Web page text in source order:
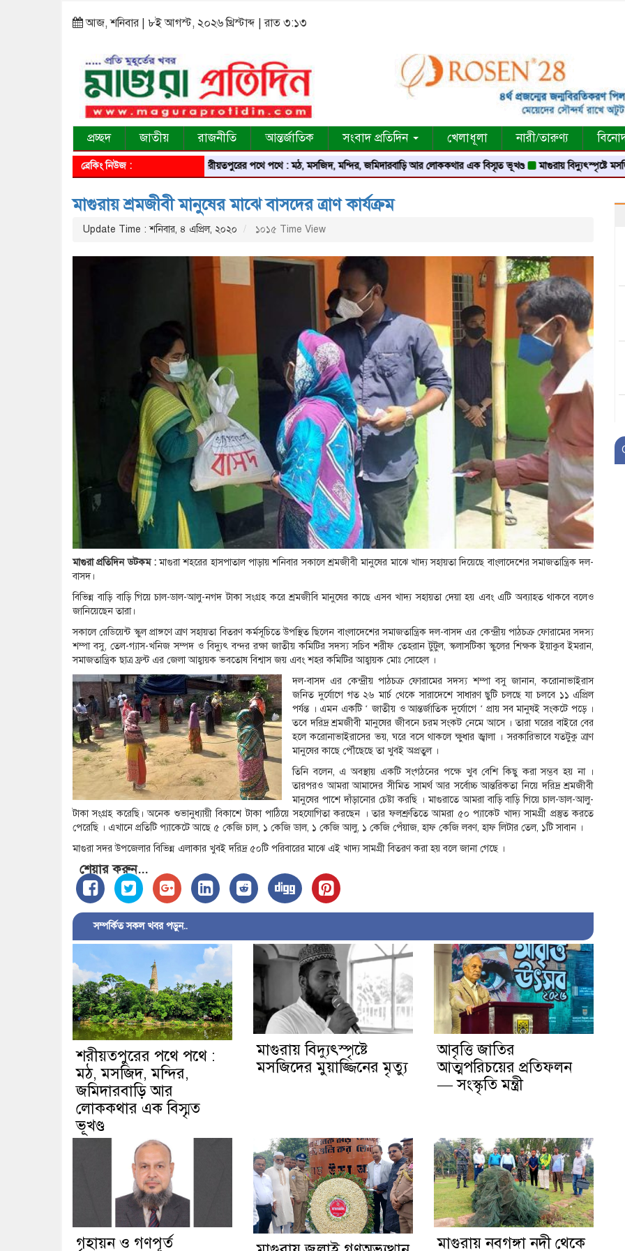
আজ, শনিবার | ৮ই আগস্ট, ২০২৬ খ্রিস্টাব্দ | রাত ৩:১৩
প্রচ্ছদ জাতীয় রাজনীতি আন্তর্জাতিক সংবাদ প্রতিদিন খেলাধূলা নারী/তারুণ্য
ব্রেকিং নিউজ : শরীয়তপুরের পথে পথে : মঠ, মসজিদ, মন্দির, জমিদারবাড়ি আর লোককথার এক বিস্মৃত ভূখণ্ড মাগুরায় বিদ্যুৎস্পৃষ্টে মসজিদের
মাগুরায় শ্রমজীবী মানুষের মাঝে বাসদের ত্রাণ কার্যক্রম
Update Time : শনিবার, ৪ এপ্রিল, ২০২০ ১০১৫ Time View
মাগুরা প্রতিদিন ডটকম :মাগুরা শহরের হাসপাতাল পাড়ায় শনিবার সকালে শ্রমজীবী মানুষের মাঝে খাদ্য সহায়তা দিয়েছে বাংলাদেশের সমাজতান্ত্রিক দল-
বাসদ।
বিভিন্ন বাড়ি বাড়ি গিয়ে চাল-ডাল-আলু-নগদ টাকা সংগ্রহ করে শ্রমজীবি মানুষের কাছে এসব খাদ্য সহায়তা দেয়া হয় এবং এটি অব্যাহত থাকবে বলেও
জানিয়েছেন তারা।
সকালে রেডিয়েন্ট স্কুল প্রাঙ্গণে ত্রাণ সহায়তা বিতরণ কর্মসূচিতে উপস্থিত ছিলেন বাংলাদেশের সমাজতান্ত্রিক দল-বাসদ এর কেন্দ্রীয় পাঠচক্র ফোরামের সদস্য
শম্পা বসু, তেল-গ্যাস-খনিজ সম্পদ ও বিদ্যুৎ বন্দর রক্ষা জাতীয় কমিটির সদস্য সচিব শরীফ তেহরান টুটুল, স্কলাসটিকা স্কুলের শিক্ষক ইয়াকুব ইমরান,
সমাজতান্ত্রিক ছাত্র ফ্রন্ট এর জেলা আহ্বায়ক ভবতোষ বিশ্বাস জয় এবং শহর কমিটির আহ্বায়ক মোঃ সোহেল ।
দল-বাসদ এর কেন্দ্রীয় পাঠচক্র ফোরামের সদস্য শম্পা বসু জানান, করোনাভাইরাস
জনিত দুর্যোগে গত ২৬ মার্চ থেকে সারাদেশে সাধারণ ছুটি চলছে যা চলবে ১১ এপ্রিল
পর্যন্ত । এমন একটি ‘ জাতীয় ও আন্তর্জাতিক দুর্যোগে ‘ প্রায় সব মানুষই সংকটে পড়ে ।
তবে দরিদ্র শ্রমজীবী মানুষের জীবনে চরম সংকট নেমে আসে । তারা ঘরের বাইরে বের
হলে করোনাভাইরাসের ভয়, ঘরে বসে থাকলে ক্ষুধার জ্বালা । সরকারিভাবে যতটুকু ত্রাণ
মানুষের কাছে পৌঁছেছে তা খুবই অপ্রতুল ।
তিনি বলেন, এ অবস্থায় একটি সংগঠনের পক্ষে খুব বেশি কিছু করা সম্ভব হয় না ।
তারপরও আমরা আমাদের সীমিত সামর্থ আর সর্বোচ্চ আন্তরিকতা নিয়ে দরিদ্র শ্রমজীবী
মানুষের পাশে দাঁড়ানোর চেষ্টা করছি । মাগুরাতে আমরা বাড়ি বাড়ি গিয়ে চাল-ডাল-আলু-
টাকা সংগ্রহ করেছি। অনেক শুভানুধ্যায়ী বিকাশে টাকা পাঠিয়ে সহযোগিতা করছেন । তার ফলশ্রুতিতে আমরা ৫০ প্যাকেট খাদ্য সামগ্রী প্রস্তুত করতে
পেরেছি । এখানে প্রতিটি প্যাকেটে আছে ৫ কেজি চাল, ১ কেজি ডাল, ১ কেজি আলু, ১ কেজি পেঁয়াজ, হাফ কেজি লবণ, হাফ লিটার তেল, ১টি সাবান ।
মাগুরা সদর উপজেলার বিভিন্ন এলাকার খুবই দরিদ্র ৫০টি পরিবারের মাঝে এই খাদ্য সামগ্রী বিতরণ করা হয় বলে জানা গেছে ।
শেয়ার করুন...
সম্পর্কিত সকল খবর পড়ুন..
শরীয়তপুরের পথে পথে :
মঠ, মসজিদ, মন্দির,
জমিদারবাড়ি আর
লোককথার এক বিস্মৃত
ভূখণ্ড
মাগুরায় বিদ্যুৎস্পৃষ্টে
মসজিদের মুয়াজ্জিনের মৃত্যু
আবৃত্তি জাতির
আত্মপরিচয়ের প্রতিফলন
— সংস্কৃতি মন্ত্রী
গৃহায়ন ও গণপূর্ত মাগুরায় নবগঙ্গা নদী থেকে